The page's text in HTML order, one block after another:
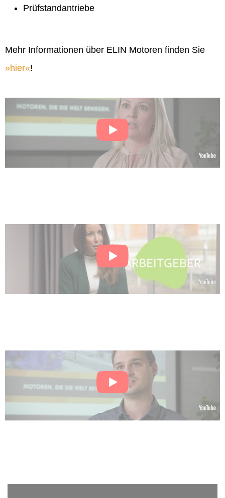
Prüfstandantriebe
Mehr Informationen über ELIN Motoren finden Sie
hier !